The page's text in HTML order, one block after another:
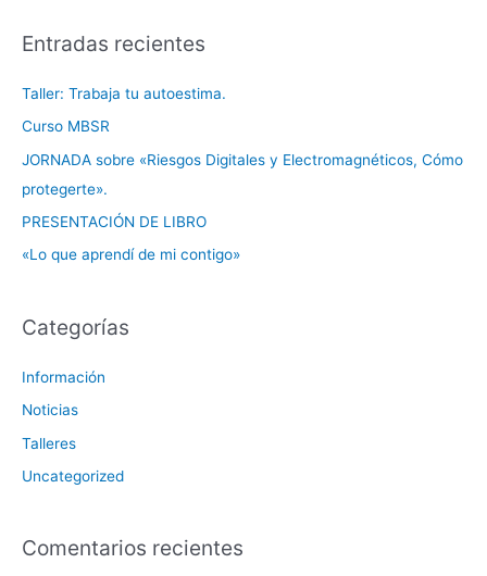
c
p
o
r
:
Entradas recientes
Taller: Trabaja tu autoestima.
Curso MBSR
JORNADA sobre «Riesgos Digitales y Electromagnéticos, Cómo
protegerte».
PRESENTACIÓN DE LIBRO
«Lo que aprendí de mi contigo»
Categorías
Información
Noticias
Talleres
Uncategorized
Comentarios recientes